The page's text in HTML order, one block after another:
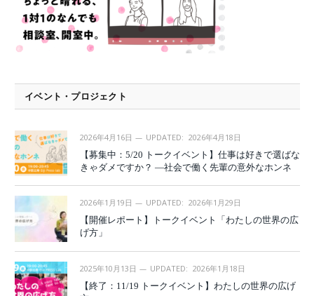
イベント・プロジェクト
2026年4月16日 UPDATED: 2026年4月18日
【募集中：5/20 トークイベント】仕事は好きで選ばな
きゃダメですか？ —社会で働く先輩の意外なホンネ
2026年1月19日 UPDATED: 2026年1月29日
【開催レポート】トークイベント「わたしの世界の広
げ方」
2025年10月13日 UPDATED: 2026年1月18日
【終了：11/19 トークイベント】わたしの世界の広げ